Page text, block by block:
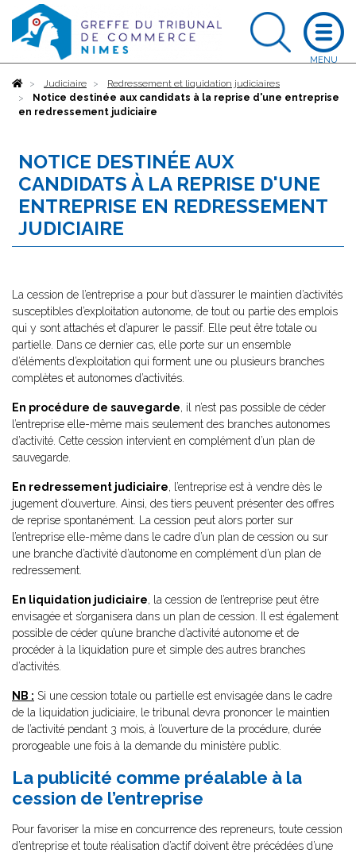
AccueilJudiciaire
Redressement et liquidation judiciaires
Notice destinée aux candidats à la reprise d'une entreprise
en redressement judiciaire
NOTICE DESTINÉE AUX
CANDIDATS À LA REPRISE D'UNE
ENTREPRISE EN REDRESSEMENT
JUDICIAIRE
La cession de l’entreprise a pour but d’assurer le maintien d’activités
susceptibles d’exploitation autonome, de tout ou partie des emplois
qui y sont attachés et d’apurer le passif. Elle peut être totale ou
partielle. Dans ce dernier cas, elle porte sur un ensemble
d’éléments d’exploitation qui forment une ou plusieurs branches
complètes et autonomes d’activités.
En procédure de sauvegarde, il n’est pas possible de céder
l’entreprise elle-même mais seulement des branches autonomes
d’activité. Cette cession intervient en complément d’un plan de
sauvegarde.
En redressement judiciaire, l’entreprise est à vendre dès le
jugement d’ouverture. Ainsi, des tiers peuvent présenter des offres
de reprise spontanément. La cession peut alors porter sur
l’entreprise elle-même dans le cadre d’un plan de cession ou sur
une branche d’activité d’autonome en complément d’un plan de
redressement.
En liquidation judiciaire, la cession de l’entreprise peut être
envisagée et s’organisera dans un plan de cession. Il est également
possible de céder qu’une branche d’activité autonome et de
procéder à la liquidation pure et simple des autres branches
d’activités.
NB : Si une cession totale ou partielle est envisagée dans le cadre
de la liquidation judiciaire, le tribunal devra prononcer le maintien
de l’activité pendant 3 mois, à l’ouverture de la procédure, durée
prorogeable une fois à la demande du ministère public.
La publicité comme préalable à la
cession de l’entreprise
Pour favoriser la mise en concurrence des repreneurs, toute cession
d’entreprise et toute réalisation d’actif doivent être précédées d’une